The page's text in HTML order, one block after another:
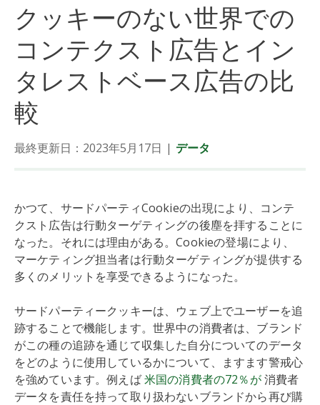
クッキーのない世界での
コンテクスト広告とイン
タレストベース広告の比
較
最終更新日：2023年5月17日 | データ
かつて、サードパーティCookieの出現により、コンテ
クスト広告は行動ターゲティングの後塵を拝することに
なった。それには理由がある。Cookieの登場により、
マーケティング担当者は行動ターゲティングが提供する
多くのメリットを享受できるようになった。
サードパーティークッキーは、ウェブ上でユーザーを追
跡することで機能します。世界中の消費者は、ブランド
がこの種の追跡を通じて収集した自分についてのデータ
をどのように使用しているかについて、ますます警戒心
を強めています。例えば米国の消費者の72％が消費者
データを責任を持って取り扱わないブランドから再び購